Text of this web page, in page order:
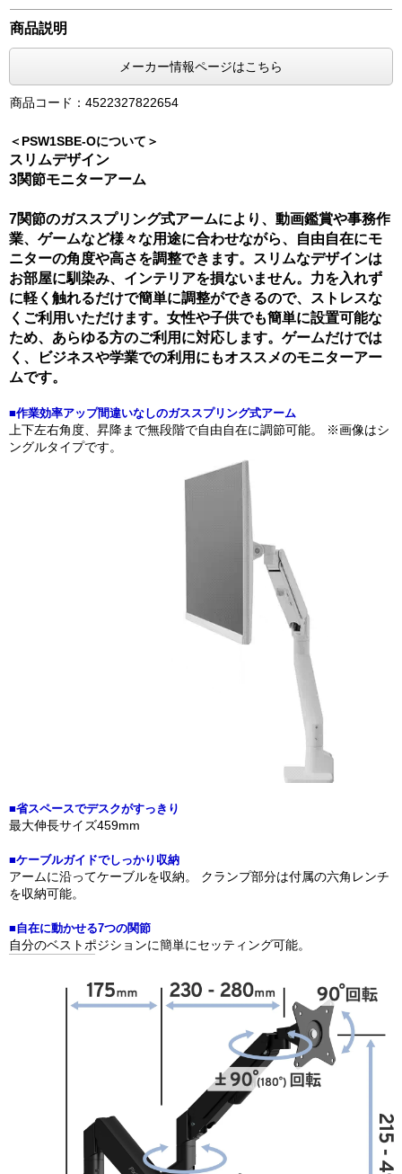
商品説明
メーカー情報ページはこちら
商品コード：4522327822654
＜PSW1SBE-Oについて＞
スリムデザイン
3関節モニターアーム
7関節のガススプリング式アームにより、動画鑑賞や事務作
業、ゲームなど様々な用途に合わせながら、自由自在にモ
ニターの角度や高さを調整できます。スリムなデザインは
お部屋に馴染み、インテリアを損ないません。力を入れず
に軽く触れるだけで簡単に調整ができるので、ストレスな
くご利用いただけます。女性や子供でも簡単に設置可能な
ため、あらゆる方のご利用に対応します。ゲームだけでは
く、ビジネスや学業での利用にもオススメのモニターアー
ムです。
■作業効率アップ間違いなしのガススプリング式アーム
上下左右角度、昇降まで無段階で自由自在に調節可能。 ※画像はシ
ングルタイプです。
■省スペースでデスクがすっきり
最大伸長サイズ459mm
■ケーブルガイドでしっかり収納
アームに沿ってケーブルを収納。 クランプ部分は付属の六角レンチ
を収納可能。
■自在に動かせる7つの関節
自分のベストポジションに簡単にセッティング可能。